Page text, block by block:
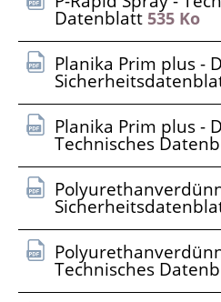
Datenblatt 535 Ko
Planika Prim plus -
Planika Prim plus -
Technisches
Technisches